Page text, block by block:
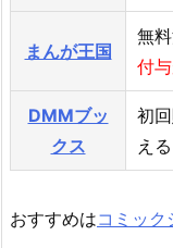
まんが王国
無
付
DMMブッ
クス
初
え
おすすめはコミック